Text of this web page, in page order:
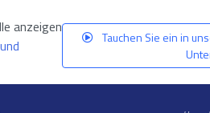
anzeigen
Tauchen Sie ein in